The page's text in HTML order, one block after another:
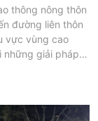
thông nông thôn
đường liên thôn
vực vùng cao
những giải pháp